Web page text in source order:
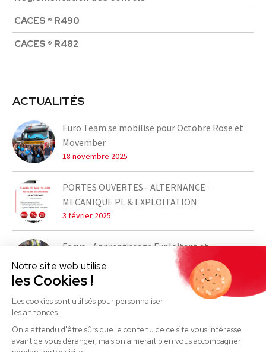
Notre site web utilise
les Cookies !
Les cookies sont utilisés pour personnaliser
les annonces.
On a attendu d'être sûrs que le contenu de ce site vous intéresse
avant de vous déranger, mais on aimerait bien vous accompagner
CACES ® R490
CACES ® R482
ACTUALITÉS
Euro Team se mobilise pour Octobre Rose et
Movember
18 novembre 2025
PORTES OUVERTES - ALTERNANCE -
MECANIQUE PL & EXPLOITATION
3 février 2025
Focus - Apprentissage Exploitant et
Mécanicien PL
21 décembre 2023